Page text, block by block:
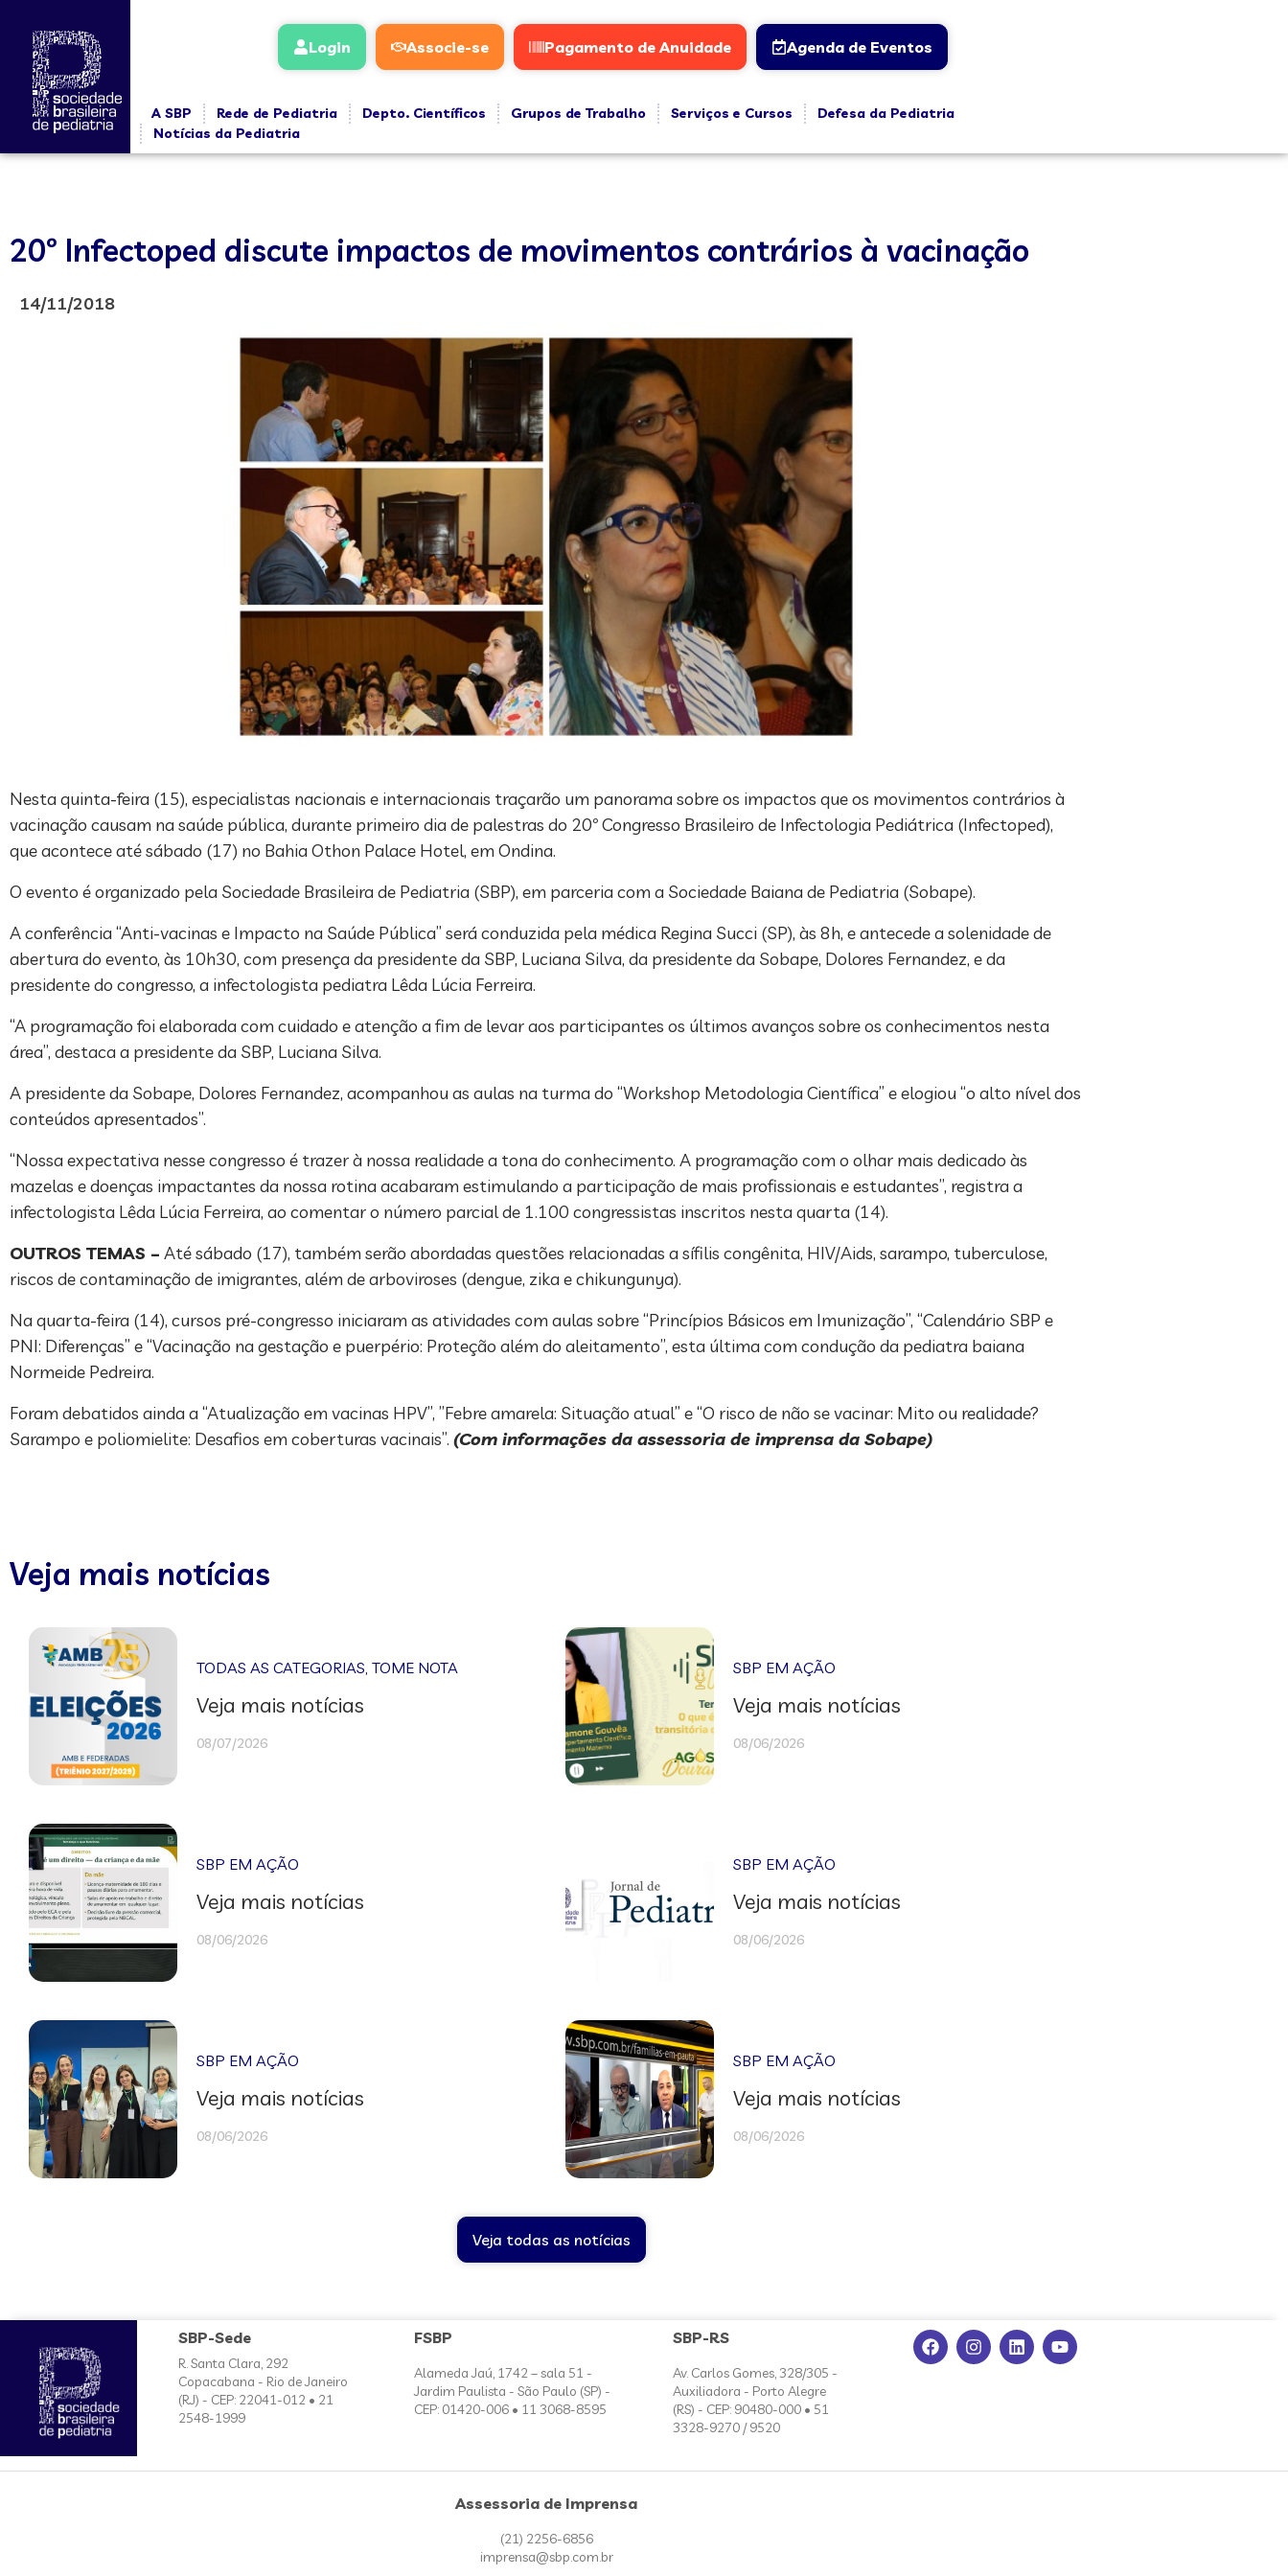
Login Associe-se Pagamento de Anuidade Agenda de Eventos
A SBP Rede de Pediatria Depto. Científicos Grupos de Trabalho Serviços e Cursos
Defesa da Pediatria
Notícias da Pediatria
20º Infectoped discute impactos de movimentos contrários à vacinação
14/11/2018
Nesta quinta-feira (15), especialistas nacionais e internacionais traçarão um panorama sobre os impactos que os movimentos contrários à
vacinação causam na saúde pública, durante primeiro dia de palestras do 20º Congresso Brasileiro de Infectologia Pediátrica (Infectoped),
que acontece até sábado (17) no Bahia Othon Palace Hotel, em Ondina.
O evento é organizado pela Sociedade Brasileira de Pediatria (SBP), em parceria com a Sociedade Baiana de Pediatria (Sobape).
A conferência “Anti-vacinas e Impacto na Saúde Pública” será conduzida pela médica Regina Succi (SP), às 8h, e antecede a solenidade de
abertura do evento, às 10h30, com presença da presidente da SBP, Luciana Silva, da presidente da Sobape, Dolores Fernandez, e da
presidente do congresso, a infectologista pediatra Lêda Lúcia Ferreira.
“A programação foi elaborada com cuidado e atenção a fim de levar aos participantes os últimos avanços sobre os conhecimentos nesta
área”, destaca a presidente da SBP, Luciana Silva.
A presidente da Sobape, Dolores Fernandez, acompanhou as aulas na turma do “Workshop Metodologia Científica” e elogiou “o alto nível dos
conteúdos apresentados”.
“Nossa expectativa nesse congresso é trazer à nossa realidade a tona do conhecimento. A programação com o olhar mais dedicado às
mazelas e doenças impactantes da nossa rotina acabaram estimulando a participação de mais profissionais e estudantes”, registra a
infectologista Lêda Lúcia Ferreira, ao comentar o número parcial de 1.100 congressistas inscritos nesta quarta (14).
OUTROS TEMAS – Até sábado (17), também serão abordadas questões relacionadas a sífilis congênita, HIV/Aids, sarampo, tuberculose,
riscos de contaminação de imigrantes, além de arboviroses (dengue, zika e chikungunya).
Na quarta-feira (14), cursos pré-congresso iniciaram as atividades com aulas sobre “Princípios Básicos em Imunização”, “Calendário SBP e
PNI: Diferenças” e “Vacinação na gestação e puerpério: Proteção além do aleitamento”, esta última com condução da pediatra baiana
Normeide Pedreira.
Foram debatidos ainda a “Atualização em vacinas HPV”, ”Febre amarela: Situação atual” e “O risco de não se vacinar: Mito ou realidade?
Sarampo e poliomielite: Desafios em coberturas vacinais”. (Com informações da assessoria de imprensa da Sobape)
Veja mais notícias
TODAS AS CATEGORIAS ,TOME NOTA
Veja mais notícias
08/07/2026
SBP EM AÇÃO
Veja mais notícias
08/06/2026
SBP EM AÇÃO
Veja mais notícias
08/06/2026
SBP EM AÇÃO
Veja mais notícias
08/06/2026
SBP EM AÇÃO
Veja mais notícias
08/06/2026
SBP EM AÇÃO
Veja mais notícias
08/06/2026
Veja todas as notícias
SBP-Sede
R. Santa Clara, 292
Copacabana - Rio de Janeiro
(RJ) - CEP: 22041-012 • 21
2548-1999
FSBP
Alameda Jaú, 1742 – sala 51 -
Jardim Paulista - São Paulo (SP) -
CEP: 01420-006 • 11 3068-8595
SBP-RS
Av. Carlos Gomes, 328/305 -
Auxiliadora - Porto Alegre
(RS) - CEP: 90480-000 • 51
3328-9270 / 9520
Assessoria de Imprensa
(21) 2256-6856
imprensa@sbp.com.br